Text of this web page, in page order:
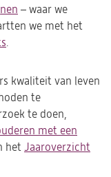
– waar we
we met het
.
kwaliteit van leven
te
te doen,
met een
het Jaaroverzicht